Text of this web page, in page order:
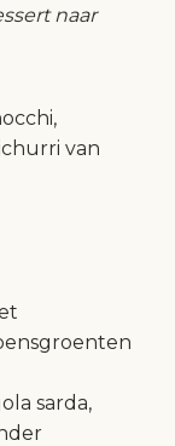
naar
van
sarda,